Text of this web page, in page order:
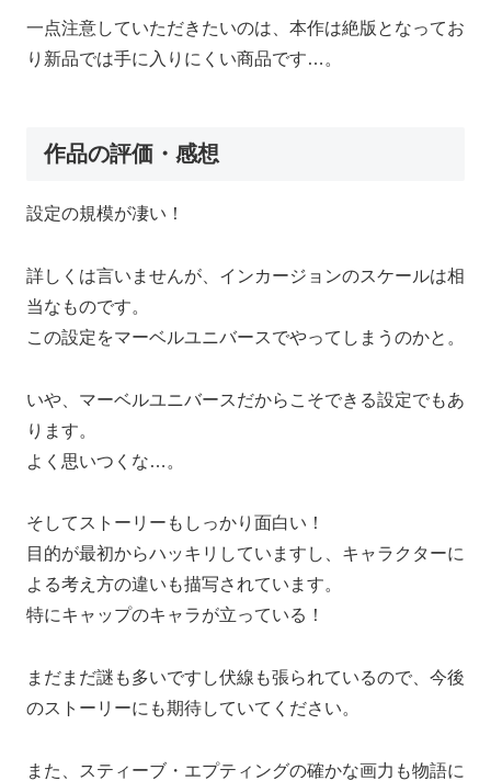
一点注意していただきたいのは、本作は絶版となってお
り新品では手に入りにくい商品です…。
作品の評価・感想
設定の規模が凄い！
詳しくは言いませんが、インカージョンのスケールは相
当なものです。
この設定をマーベルユニバースでやってしまうのかと。
いや、マーベルユニバースだからこそできる設定でもあ
ります。
よく思いつくな…。
そしてストーリーもしっかり面白い！
目的が最初からハッキリしていますし、キャラクターに
よる考え方の違いも描写されています。
特にキャップのキャラが立っている！
まだまだ謎も多いですし伏線も張られているので、今後
のストーリーにも期待していてください。
また、スティーブ・エプティングの確かな画力も物語に